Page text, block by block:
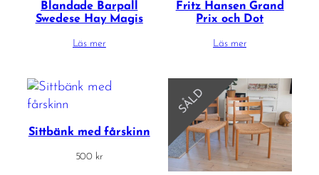
Blandade Barpall
Swedese Hay Magis
Läs mer
Fritz Hansen Grand
Prix och Dot
Läs mer
Sittbänk med fårskinn
500 kr
SÅLD